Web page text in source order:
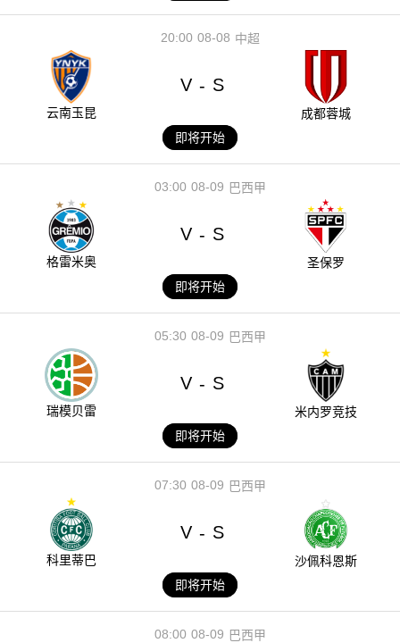
08-08
20:00 中超
云南玉昆
V - S
成都蓉城
即将开始
08-09
03:00 巴西甲
格雷米奥
V - S
圣保罗
即将开始
08-09
05:30 巴西甲
瑞模贝雷
V - S
米内罗竞技
即将开始
08-09
07:30 巴西甲
科里蒂巴
V - S
沙佩科恩斯
即将开始
08-09
08:00 巴西甲